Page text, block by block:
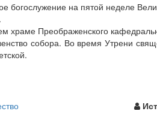
богослужение на пятой неделе
храме Преображенского
собора. Во время Утрени